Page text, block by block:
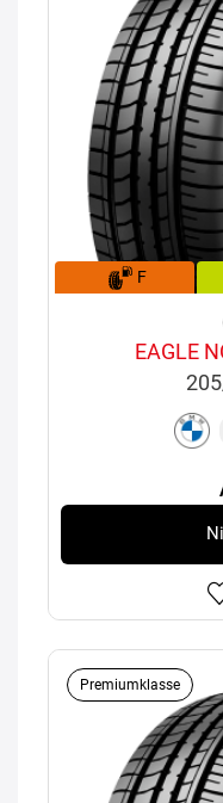
F
EAGLE
Premiumklasse